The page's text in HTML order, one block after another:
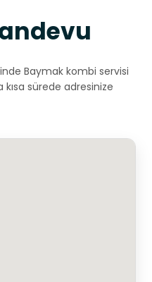
Baymak kombi servisi
sürede adresinize